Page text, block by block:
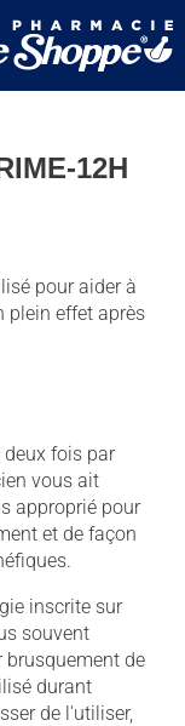
12H
pour aider à
plein effet après
deux fois par
vous ait
approprié pour
et de façon
inscrite sur
souvent
brusquement de
durant
de l'utiliser,